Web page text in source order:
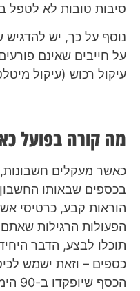
סיבות טובות לא לטפל
נוסף על כך, יש להדגיש
על חייבים שאינם
עיקול רכוש (עיקול
מה קורה בפועל
כאשר מעקלים
בכספים שבאותו
הוראות קבע, כרטיסי
הפעולות הרגילות
תוכלו לבצע, הדבר
כספים – וזאת ישמש